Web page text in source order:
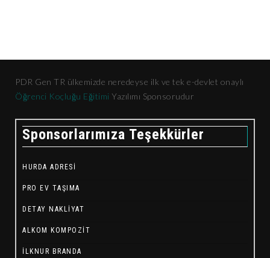
PDR Gen TR ülkemizde neredeyse ilk ve tek e-devlet onaylı
Öğrenci Koçluğu Eğitimi Yazılımı Sponsorudur
Sponsorlarımıza Teşekkürler
HURDA ADRESI
PRO EV TAŞIMA
DETAY NAKLIYAT
ALKOM KOMPOZIT
İLKNUR BRANDA